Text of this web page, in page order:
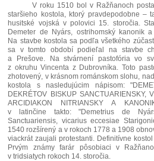
V roku 1510 bol v Ražňanoch
staršieho kostola, ktorý pravdepodobne –
husitské vojská v polovici 15. storočia.
Demeter de Nyárs, ostrihomský kanonik
Na stavbe kostola sa podľa všetkého
sa v tomto období podieľal na stavbe
a Prešove. Na stvárnení pastofória vo
z okruhu Vincenta z Dubrovníka. Toto
zhotovený, v krásnom románskom slohu,
kostola s nasledujúcim nápisom:
DEKRÉTOV BISKUP SANCTUARIENSKY,
ARCIDIAKON NITRIANSKY A
v latinčine takto: "Demetrius de
Sanctuariensis, vicarius eccesiae
1540 rozšírený a v rokoch 1778 a 1908
viackrát zaujali protestanti. Definitívne
Prvým známy farár pôsobiaci v
v tridsiatych rokoch 14. storočia.